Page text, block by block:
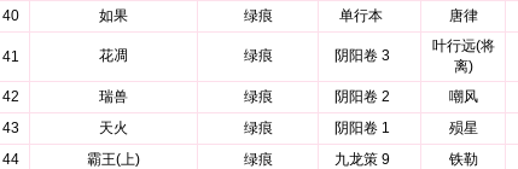
40
如果 绿痕 单行本 唐律
41 花凋 绿痕 阴阳卷 3
叶行远(将
离)
42 瑞兽 绿痕 阴阳卷 2 嘲风
43
天火 绿痕 阴阳卷 1 殒星
44
霸王(上) 绿痕 九龙策 9 铁勒